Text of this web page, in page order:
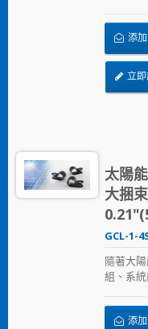
座、浪管
方案，
料，在惡
命。
添
立
太陽
大捆
GCL-1-
隨著大
組、系
座、浪管
方案，
添